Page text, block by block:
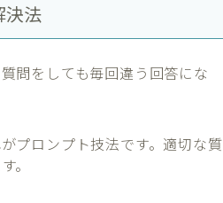
決法
問をしても毎回違う回答にな
プロンプト技法です。適切な質
。